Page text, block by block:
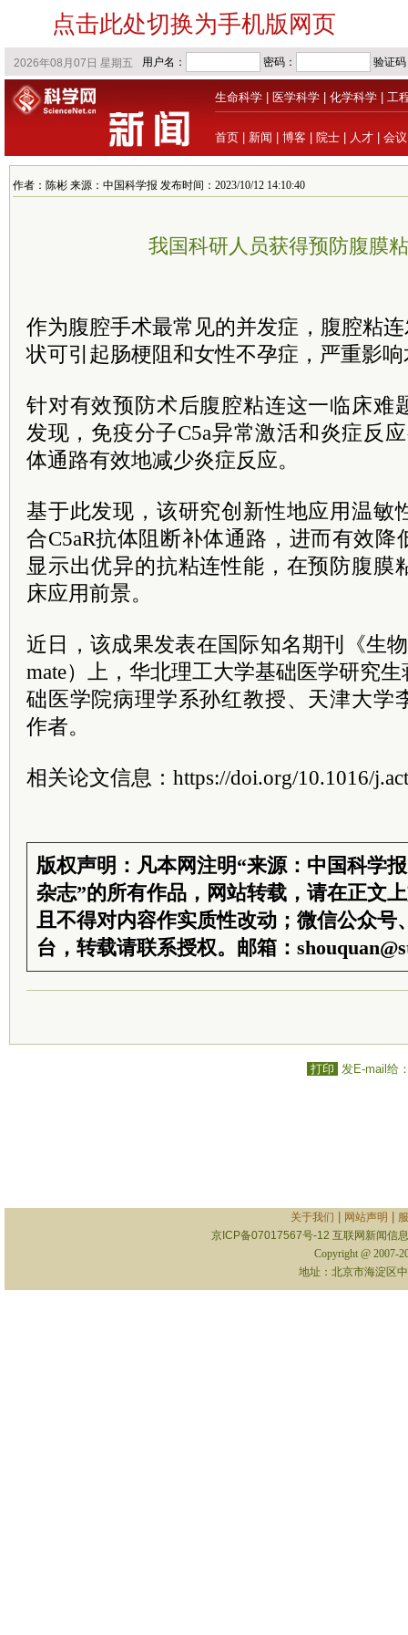
点击此处切换为手机版网页
生命科学 医学科学 化学科学 工
首页 新闻 博客 院士 人才 会议
作者：陈彬 来源：中国科学报 发布时间：2023/10/12 14:10:40
我国科研人员获得预防腹膜
作为腹腔手术最常见的并发症，腹腔粘
状可引起肠梗阻和女性不孕症，严重影
针对有效预防术后腹腔粘连这一临床难
发现，免疫分子C5a异常激活和炎症反
体通路有效地减少炎症反应。
基于此发现，该研究创新性地应用温敏
合C5aR抗体阻断补体通路，进而有效
显示出优异的抗粘连性能，在预防腹膜
床应用前景。
近日，该成果发表在国际知名期刊《生
mate）上，华北理工大学基础医学研究
础医学院病理学系孙红教授、天津大学
作者。
相关论文信息：https://doi.org/10.1016/
版权声明：凡本网注明“来源：中国科学
杂志”的所有作品，网站转载，请在正文
且不得对内容作实质性改动；微信公众号
台，转载请联系授权。邮箱：
打印 发E-mail给
关于我们 网站声明
京ICP备07017567号-12 互联网新闻信
Copyright @ 2007-
地址：北京市海淀区